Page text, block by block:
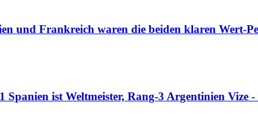
und Frankreich waren die beiden klaren Wert-
ist Weltmeister, Rang-3 Argentinien Vize